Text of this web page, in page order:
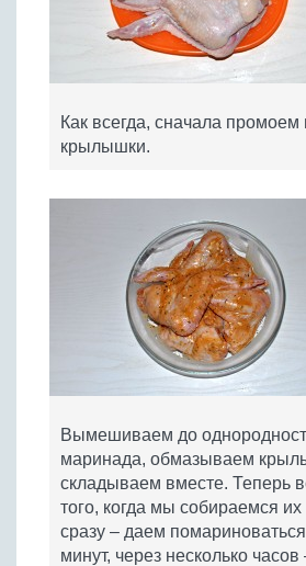
Как всегда, сначала
крылышки.
Вымешиваем до
маринада, обмазываем
складываем вместе. Теперь
того, когда мы собираемся их
сразу – даем
минут, через несколько часов